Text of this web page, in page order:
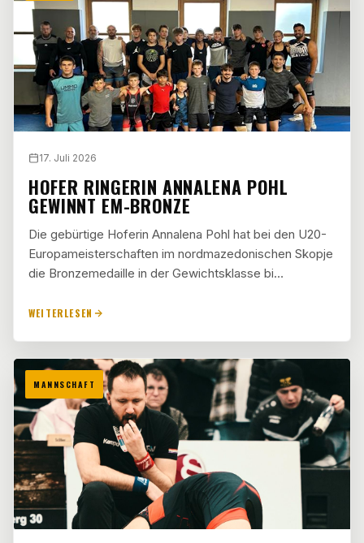
17. Juli 2026
HOFER RINGERIN ANNALENA POHL
GEWINNT EM-BRONZE
Die gebürtige Hoferin Annalena Pohl hat bei den U20-
Europameisterschaften im nordmazedonischen Skopje
die Bronzemedaille in der Gewichtsklasse bi…
WEITERLESEN
MANNSCHAFT